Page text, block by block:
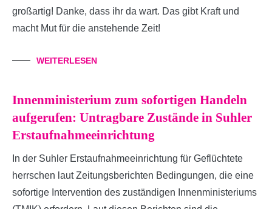
großartig! Danke, dass ihr da wart. Das gibt Kraft und
macht Mut für die anstehende Zeit!
WEITERLESEN
Innenministerium zum sofortigen Handeln
aufgerufen: Untragbare Zustände in Suhler
Erstaufnahmeeinrichtung
In der Suhler Erstaufnahmeeinrichtung für Geflüchtete
herrschen laut Zeitungsberichten Bedingungen, die eine
sofortige Intervention des zuständigen Innenministeriums